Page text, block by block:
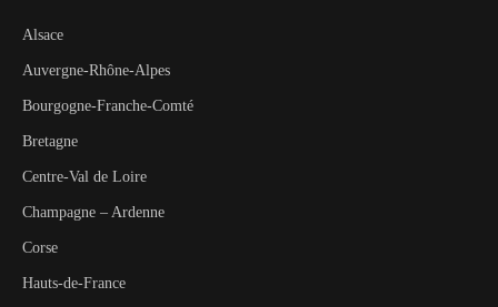
Alsace
Auvergne-Rhône-Alpes
Bourgogne-Franche-Comté
Bretagne
Centre-Val de Loire
Champagne – Ardenne
Corse
Hauts-de-France